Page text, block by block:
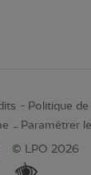
Politique
Paramétrer
© LPO 2026